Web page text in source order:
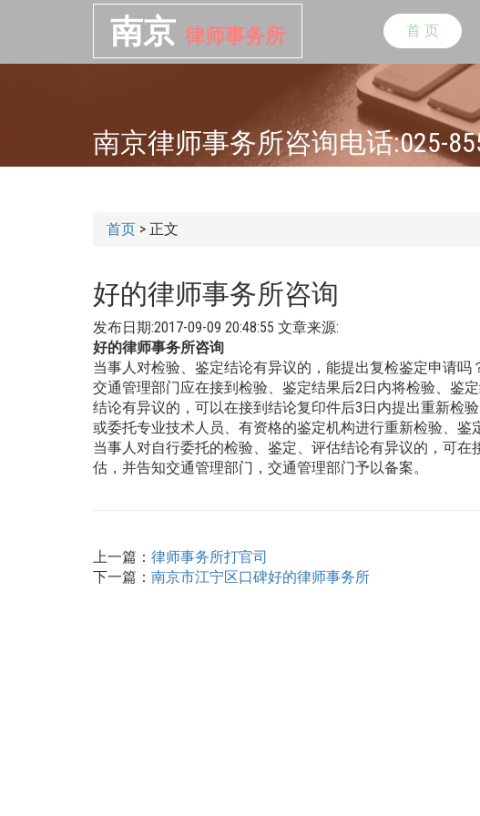
南京 律师事务所 首 页
南京律师事务所咨询电话:025-
首页 > 正文
好的律师事务所咨询
发布日期:2017-09-09 20:48:55 文章来源:
好的律师事务所咨询
当事人对检验、鉴定结论有异议的，能提出复检鉴定申请吗
交通管理部门应在接到检验、鉴定结果后2日内将检验、鉴
结论有异议的，可以在接到结论复印件后3日内提出重新检
或委托专业技术人员、有资格的鉴定机构进行重新检验、鉴
当事人对自行委托的检验、鉴定、评估结论有异议的，可
估，并告知交通管理部门，交通管理部门予以备案。
上一篇： 律师事务所打官司
下一篇： 南京市江宁区口碑好的律师事务所